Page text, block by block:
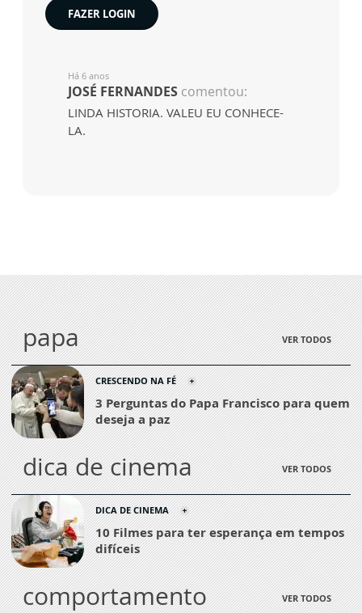
FAZER LOGIN
Há 6 anos
JOSÉ FERNANDES comentou:
LINDA HISTORIA. VALEU EU CONHECE-
LA.
papa VER TODOS
CRESCENDO NA FÉ
3 Perguntas do Papa Francisco para quem
deseja a paz
dica de cinema VER TODOS
DICA DE CINEMA
10 Filmes para ter esperança em tempos
difíceis
comportamento VER TODOS